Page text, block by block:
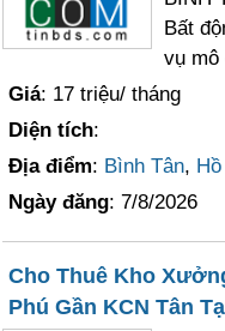
Bất
vụ mô
Giá: 17 triệu/ tháng
Diện tích:
Địa điểm: Bình Tân,
Ngày đăng: 7/8/2026
Cho Thuê Kho
Phú Gần KCN Tân